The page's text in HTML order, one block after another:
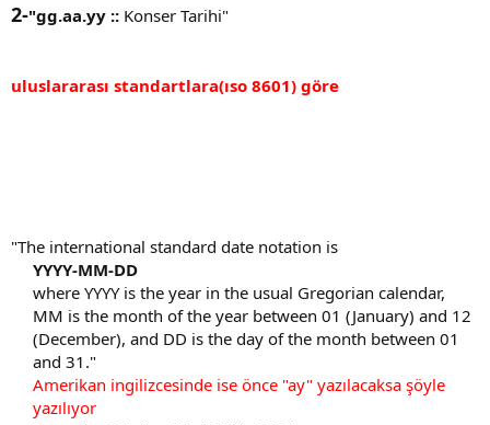
2-"gg.aa.yy :: Konser Tarihi"​
uluslararası standartlara(ıso 8601) göre
"The international standard date notation is
YYYY-MM-DD
where YYYY is the year in the usual Gregorian calendar,
MM is the month of the year between 01 (January) and 12
(December), and DD is the day of the month between 01
and 31."​
Amerikan ingilizcesinde ise önce "ay" yazılacaksa şöyle
yazılıyor